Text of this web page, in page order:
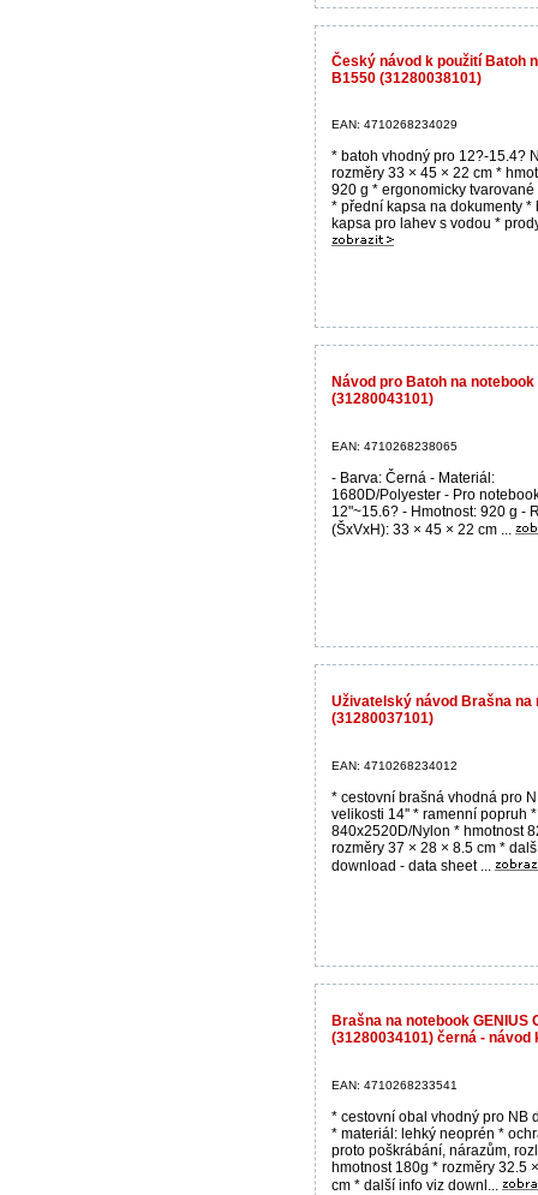
Český návod k použití Batoh
B1550 (31280038101)
EAN: 4710268234029
* batoh vhodný pro 12?-15.4?
rozměry 33 × 45 × 22 cm *
920 g * ergonomicky
* přední kapsa na dokumenty *
kapsa pro lahev s vodou *
Návod pro Batoh na notebook
(31280043101)
EAN: 4710268238065
- Barva: Černá - Materiál:
1680D/Polyester - Pro
12"~15.6? - Hmotnost: 920 g -
(ŠxVxH): 33 × 45 × 22 cm ...
Uživatelský návod Brašna na
(31280037101)
EAN: 4710268234012
* cestovní brašná vhodná pro
velikosti 14'' * ramenní popruh
840x2520D/Nylon * hmotnost
rozměry 37 × 28 × 8.5 cm *
download - data sheet ...
Brašna na notebook GENIUS
(31280034101) černá - návod
EAN: 4710268233541
* cestovní obal vhodný pro NB
* materiál: lehký neoprén *
proto poškrábání, nárazům,
hmotnost 180g * rozměry 32.5
cm * další info viz downl...